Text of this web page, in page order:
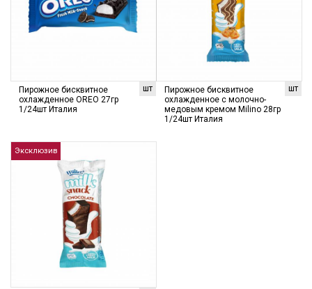
шт
Пирожное бисквитное
охлажденное OREO 27гр
1/24шт Италия
шт
Пирожное бисквитное
охлажденное с молочно-
медовым кремом Milino 28гр
1/24шт Италия
Эксклюзив